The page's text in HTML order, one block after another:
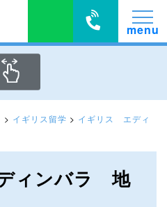
> イギリス留学 > イギリス エディ
ィンバラ 地